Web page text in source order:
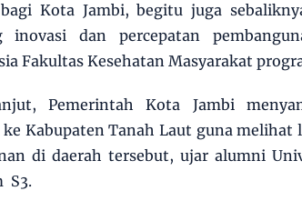
Kota Jambi, begitu juga
inovasi dan percepatan
Fakultas Kesehatan Masyarakat
Pemerintah Kota Jambi
Kabupaten Tanah Laut guna melihat
di daerah tersebut, ujar alumni
S3.